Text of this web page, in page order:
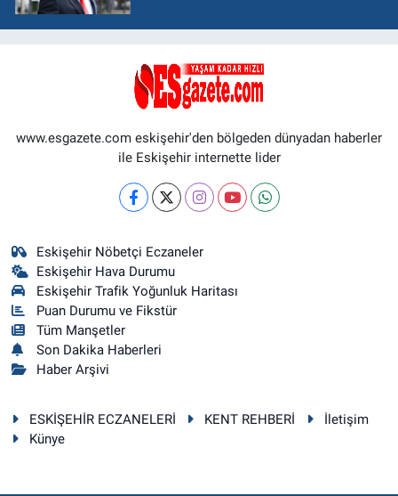
www.esgazete.com eskişehir'den bölgeden dünyadan haberler
ile Eskişehir internette lider
Eskişehir Nöbetçi Eczaneler
Eskişehir Hava Durumu
Eskişehir Trafik Yoğunluk Haritası
Puan Durumu ve Fikstür
Tüm Manşetler
Son Dakika Haberleri
Haber Arşivi
ESKİŞEHİR ECZANELERİ KENT REHBERİ
İletişim
Künye